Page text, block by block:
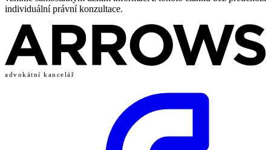
individuální právní konzultace.
advokátní kancelář